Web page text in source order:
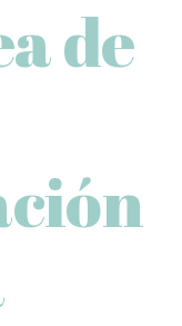
de